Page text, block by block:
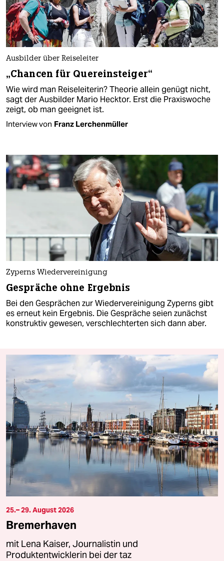
Ausbilder über Reiseleiter
„Chancen für Quereinsteiger“
Wie wird man Reiseleiterin? Theorie allein genügt nicht,
sagt der Ausbilder Mario Hecktor. Erst die Praxiswoche
zeigt, ob man geeignet ist.
Interview von Franz Lerchenmüller
Zyperns Wiedervereinigung
Gespräche ohne Ergebnis
Bei den Gesprächen zur Wiedervereinigung Zyperns gibt
es erneut kein Ergebnis. Die Gespräche seien zunächst
konstruktiv gewesen, verschlechterten sich dann aber.
25.– 29. August 2026
Bremerhaven
mit Lena Kaiser, Journalistin und
Produktentwicklerin bei der taz